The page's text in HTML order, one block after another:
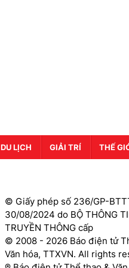
DU LỊCH GIẢI TRÍ THẾ
© Giấy phép số 236/GP-
30/08/2024 do BỘ THÔNG
TRUYỀN THÔNG cấp
© 2008 - 2026 Báo điện tử
Văn hóa, TTXVN. All rights